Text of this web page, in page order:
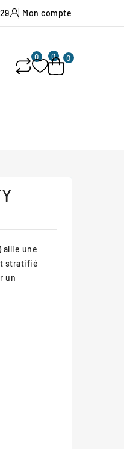
Mon compte
0 0 0
allie une
stratifié
un